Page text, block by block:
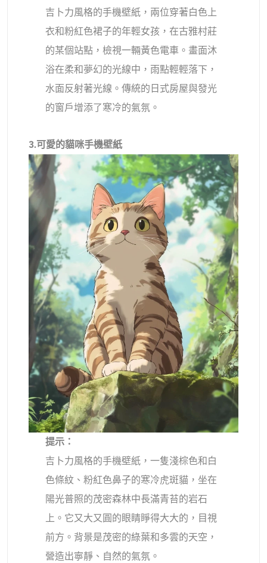
吉卜力風格的手機壁紙，兩位穿著白色上
衣和粉紅色裙子的年輕女孩，在古雅村莊
的某個站點，檢視一輛黃色電車。畫面沐
浴在柔和夢幻的光線中，雨點輕輕落下，
水面反射著光線。傳統的日式房屋與發光
的窗戶增添了寒冷的氣氛。
3.可愛的貓咪手機壁紙
提示：
吉卜力風格的手機壁紙，一隻淺棕色和白
色條紋、粉紅色鼻子的寒冷虎斑貓，坐在
陽光普照的茂密森林中長滿青苔的岩石
上。它又大又圓的眼睛睜得大大的，目視
前方。背景是茂密的綠葉和多雲的天空，
營造出寧靜、自然的氣氛。